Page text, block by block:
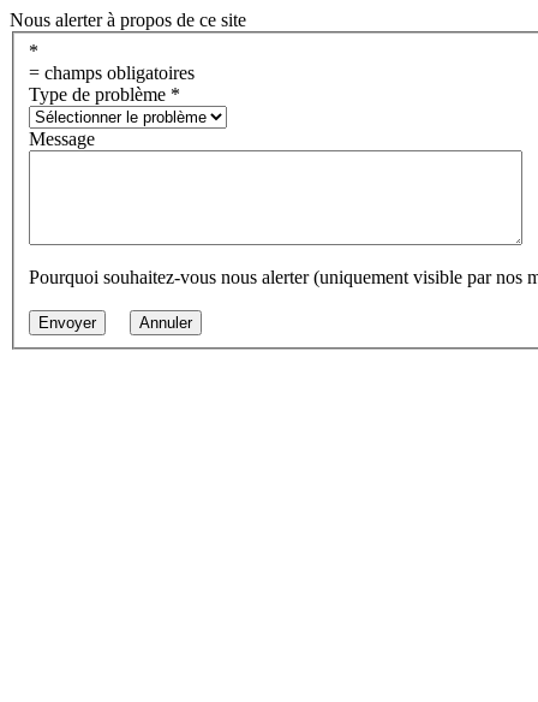
Nous alerter à propos de ce site
*
= champs obligatoires
Type de problème *
Message
Pourquoi souhaitez-vous nous alerter (uniquement visible par nos